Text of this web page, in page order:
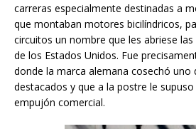
carreras especialmente destinadas a
que montaban motores bicilíndricos,
circuitos un nombre que les abriese
de los Estados Unidos. Fue
donde la marca alemana cosechó uno
destacados y que a la postre le
empujón comercial.